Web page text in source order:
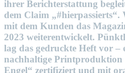
ihrer Berichterstattung
dem Claim „#hierpassierts“.
mit dem Kunden das
2023 weiterentwickelt.
lag das gedruckte Heft vor –
nachhaltige Printproduktion
Engel“ zertifiziert und mit